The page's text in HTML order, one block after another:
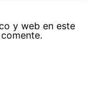
y web en este